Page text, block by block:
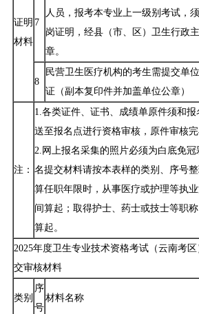
证明
材料
7
人员，报考本专业上一级别考试，
岗证明，经县（市、区）卫生行政
章。
8
民营卫生医疗机构的考生需提交单
证（副本复印件并加盖单位公章）
注：
1.各类证件、证书、成绩单原件须和
送至报名点进行资格审核，原件审核
2.网上报名采集的照片必须为白底免
名提交材料请按本表样的类别、序号
算任职年限时，从事医疗或护理等执
间算起；取得护士、药士或技士等职
算起。
2025年度卫生专业技术资格考试（云南考
交审核材料
类别
序
号
材料名称